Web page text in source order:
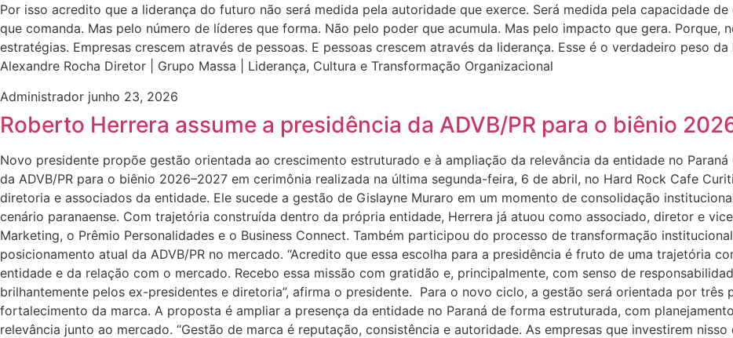
Por isso acredito que a liderança do futuro não será medida pela autoridade que exerce. Será medida pela capacidade
que comanda. Mas pelo número de líderes que forma. Não pelo poder que acumula. Mas pelo impacto que gera. Porque,
estratégias. Empresas crescem através de pessoas. E pessoas crescem através da liderança. Esse é o verdadeiro peso
Alexandre Rocha Diretor | Grupo Massa | Liderança, Cultura e Transformação Organizacional
Administrador junho 23, 2026
Roberto Herrera assume a presidência da ADVB/PR para o biênio
Novo presidente propõe gestão orientada ao crescimento estruturado e à ampliação da relevância da entidade no
da ADVB/PR para o biênio 2026–2027 em cerimônia realizada na última segunda-feira, 6 de abril, no Hard Rock Cafe
diretoria e associados da entidade. Ele sucede a gestão de Gislayne Muraro em um momento de consolidação
cenário paranaense. Com trajetória construída dentro da própria entidade, Herrera já atuou como associado, diretor e
Marketing, o Prêmio Personalidades e o Business Connect. Também participou do processo de transformação
posicionamento atual da ADVB/PR no mercado. “Acredito que essa escolha para a presidência é fruto de uma trajetória
entidade e da relação com o mercado. Recebo essa missão com gratidão e, principalmente, com senso de
brilhantemente pelos ex-presidentes e diretoria”, afirma o presidente. Para o novo ciclo, a gestão será orientada por três
fortalecimento da marca. A proposta é ampliar a presença da entidade no Paraná de forma estruturada, com
relevância junto ao mercado. “Gestão de marca é reputação, consistência e autoridade. As empresas que investirem